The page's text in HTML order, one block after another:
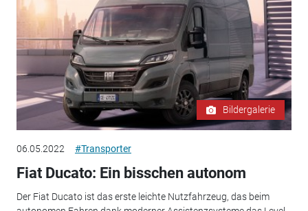
Bildergalerie
06.05.2022 #Transporter
Fiat Ducato: Ein bisschen autonom
Der Fiat Ducato ist das erste leichte Nutzfahrzeug, das beim